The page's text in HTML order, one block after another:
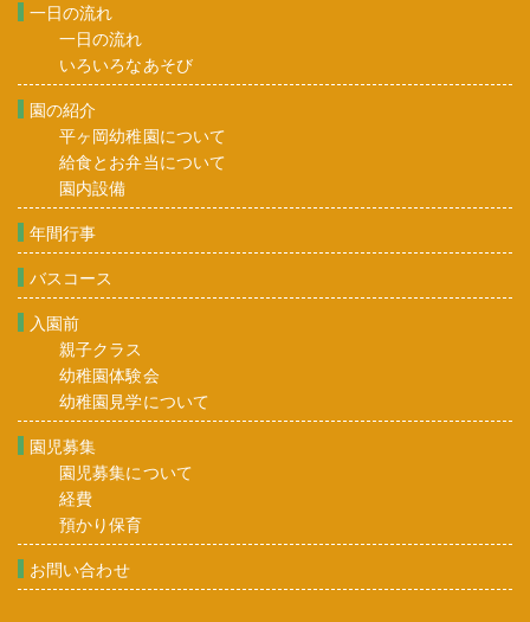
一日の流れ
一日の流れ
いろいろなあそび
園の紹介
平ヶ岡幼稚園について
給食とお弁当について
園内設備
年間行事
バスコース
入園前
親子クラス
幼稚園体験会
幼稚園見学について
園児募集
園児募集について
経費
預かり保育
お問い合わせ